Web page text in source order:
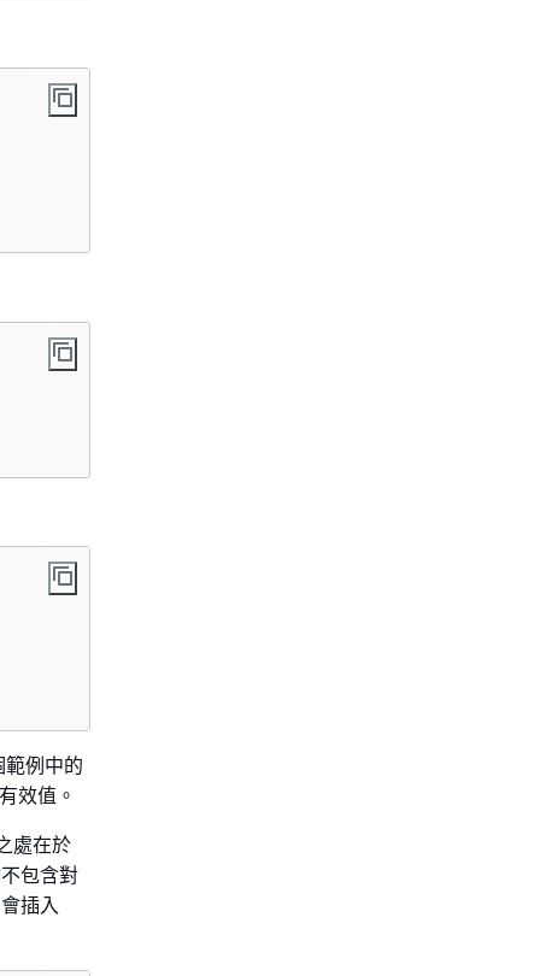
例中的
效值。
處在於
包含對
會插入